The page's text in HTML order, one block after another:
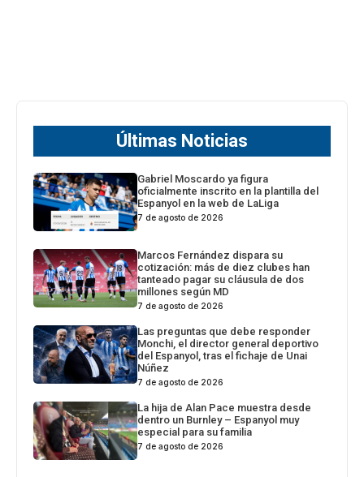
Últimas Noticias
Gabriel Moscardo ya figura
oficialmente inscrito en la plantilla del
Espanyol en la web de LaLiga
7 de agosto de 2026
Marcos Fernández dispara su
cotización: más de diez clubes han
tanteado pagar su cláusula de dos
millones según MD
7 de agosto de 2026
Las preguntas que debe responder
Monchi, el director general deportivo
del Espanyol, tras el fichaje de Unai
Núñez
7 de agosto de 2026
La hija de Alan Pace muestra desde
dentro un Burnley – Espanyol muy
especial para su familia
7 de agosto de 2026